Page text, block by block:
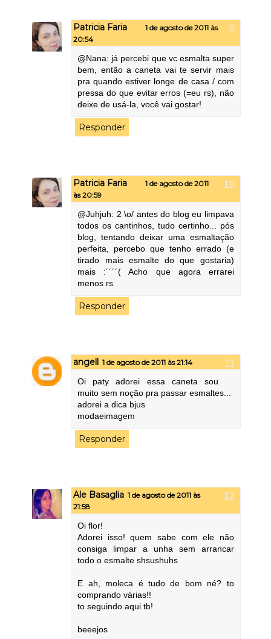
Patricia Faria
1 de agosto de 2011 às
20:54
@Nana: já percebi que vc esmalta super
bem, então a caneta vai te servir mais
pra quando estiver longe de casa / com
pressa do que evitar erros (=eu rs), não
deixe de usá-la, você vai gostar!
Responder
Patricia Faria
1 de agosto de 2011
às 20:59
@Juhjuh: 2 \o/ antes do blog eu limpava
todos os cantinhos, tudo certinho... pós
blog, tentando deixar uma esmaltação
perfeita, percebo que tenho errado (e
tirado mais esmalte do que gostaria)
mais :´´´´( Acho que agora errarei
menos rs
Responder
angell 1 de agosto de 2011 às 21:14
Oi paty adorei essa caneta sou
muito sem noção pra passar esmaltes...
adorei a dica bjus
modaeimagem
Responder
Ale Basaglia 1 de agosto de 2011 às
21:58
Oi flor!
Adorei isso! quem sabe com ele não
consiga limpar a unha sem arrancar
todo o esmalte shsushuhs
E ah, moleca é tudo de bom né? to
comprando várias!!
to seguindo aqui tb!
beeejos